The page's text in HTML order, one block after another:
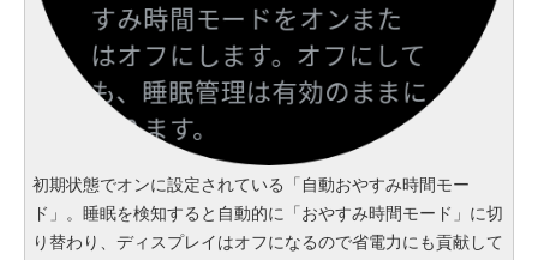
初期状態でオンに設定されている「自動おやすみ時間モー
ド」。睡眠を検知すると自動的に「おやすみ時間モード」に切
り替わり、ディスプレイはオフになるので省電力にも貢献して